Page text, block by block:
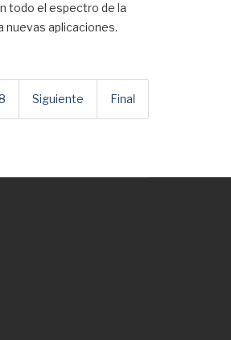
todo el espectro de la
aplicaciones.
Siguiente Final